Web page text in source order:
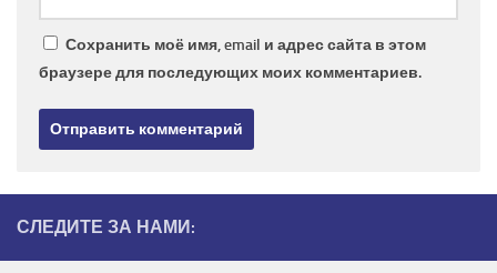
Сохранить моё имя, email и адрес сайта в этом
браузере для последующих моих комментариев.
СЛЕДИТЕ ЗА НАМИ: